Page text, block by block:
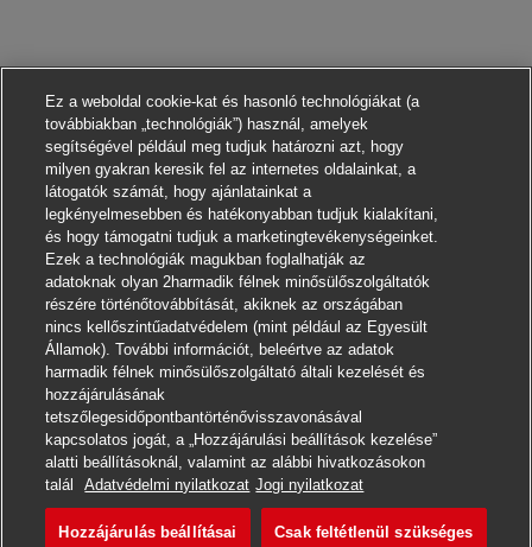
Jelentkezni
Ez a weboldal cookie-kat és hasonló technológiákat (a
továbbiakban „technológiák”) használ, amelyek
segítségével például meg tudjuk határozni azt, hogy
milyen gyakran keresik fel az internetes oldalainkat, a
látogatók számát, hogy ajánlatainkat a
legkényelmesebben és hatékonyabban tudjuk kialakítani,
és hogy támogatni tudjuk a marketingtevékenységeinket.
Ezek a technológiák magukban foglalhatják az
adatoknak olyan 2harmadik félnek minősülőszolgáltatók
részére történőtovábbítását, akiknek az országában
nincs kellőszintűadatvédelem (mint például az Egyesült
Államok). További információt, beleértve az adatok
harmadik félnek minősülőszolgáltató általi kezelését és
hozzájárulásának
tetszőlegesidőpontbantörténővisszavonásával
kapcsolatos jogát, a „Hozzájárulási beállítások kezelése”
alatti beállításoknál, valamint az alábbi hivatkozásokon
talál
Adatvédelmi nyilatkozat Jogi nyilatkozat
Hozzájárulás beállításai Csak feltétlenül szükséges